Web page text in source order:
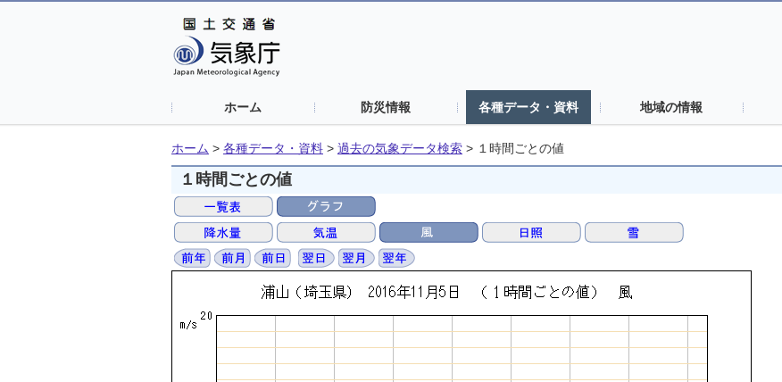
ホーム 防災情報 各種データ・資料 地域の情報
ホーム > 各種データ・資料 > 過去の気象データ検索 > １時間ごとの値
１時間ごとの値